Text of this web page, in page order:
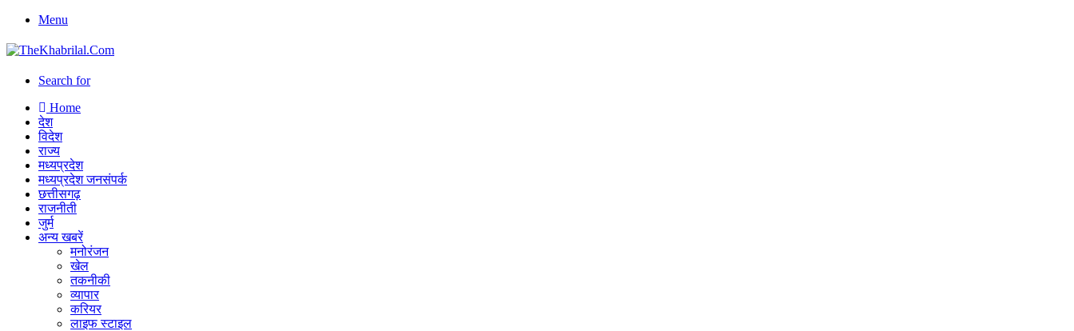
Menu
Search for
Home
देश
विदेश
राज्य
मध्यप्रदेश
मध्यप्रदेश जनसंपर्क
छत्तीसगढ़
राजनीती
जुर्म
अन्य खबरें
मनोरंजन
खेल
तकनीकी
व्यापार
करियर
लाइफ स्टाइल